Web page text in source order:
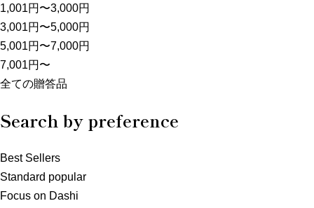
1,001円〜3,000円
3,001円〜5,000円
5,001円〜7,000円
7,001円〜
全ての贈答品
Search by preference
Best Sellers
Standard popular
Focus on Dashi